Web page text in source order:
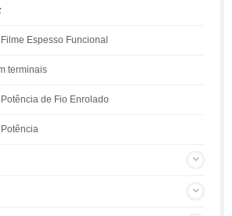
Espesso Funcional
terminais
de Fio Enrolado